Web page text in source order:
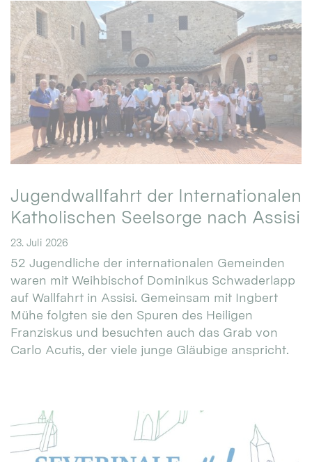
Jugendwallfahrt der Internationalen
Katholischen Seelsorge nach Assisi
23. Juli 2026
52 Jugendliche der internationalen Gemeinden
waren mit Weihbischof Dominikus Schwaderlapp
auf Wallfahrt in Assisi. Gemeinsam mit Ingbert
Mühe folgten sie den Spuren des Heiligen
Franziskus und besuchten auch das Grab von
Carlo Acutis, der viele junge Gläubige anspricht.